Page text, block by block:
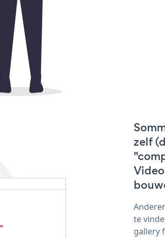
zelf
te
gallery